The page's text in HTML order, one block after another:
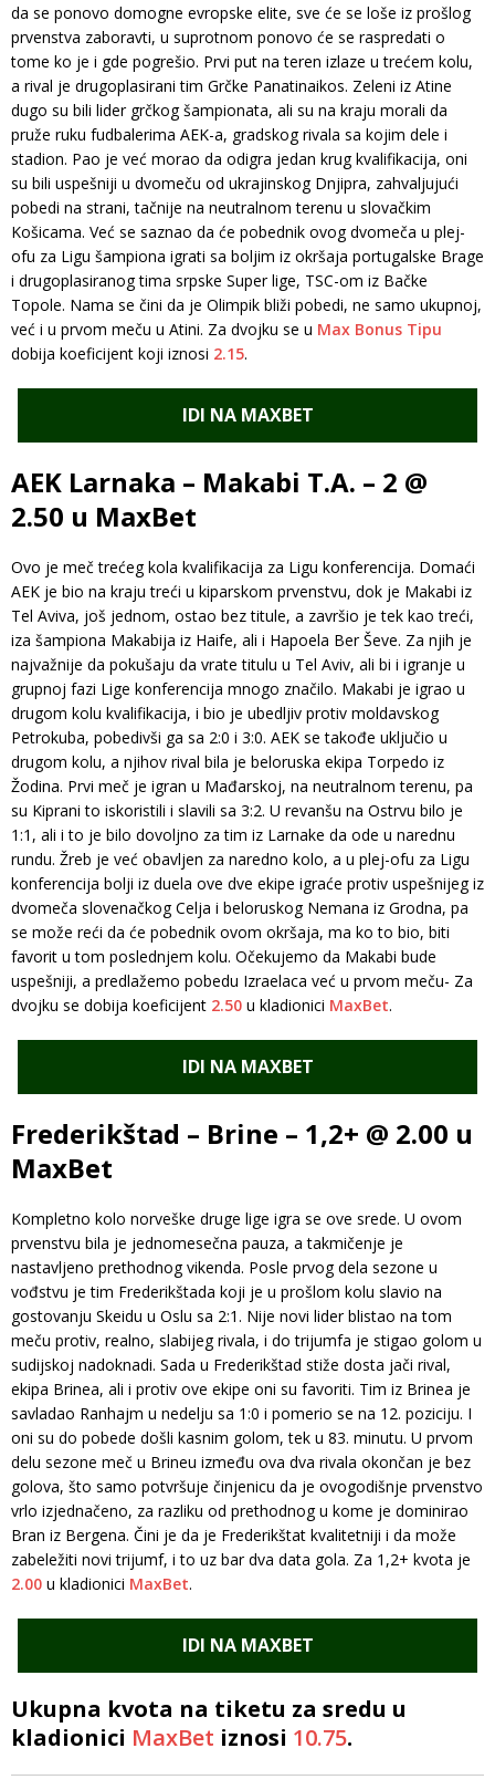
da se ponovo domogne evropske elite, sve će se loše iz prošlog
prvenstva zaboravti, u suprotnom ponovo će se raspredati o
tome ko je i gde pogrešio. Prvi put na teren izlaze u trećem kolu,
a rival je drugoplasirani tim Grčke Panatinaikos. Zeleni iz Atine
dugo su bili lider grčkog šampionata, ali su na kraju morali da
pruže ruku fudbalerima AEK-a, gradskog rivala sa kojim dele i
stadion. Pao je već morao da odigra jedan krug kvalifikacija, oni
su bili uspešniji u dvomeču od ukrajinskog Dnjipra, zahvaljujući
pobedi na strani, tačnije na neutralnom terenu u slovačkim
Košicama. Već se saznao da će pobednik ovog dvomeča u plej-
ofu za Ligu šampiona igrati sa boljim iz okršaja portugalske Brage
i drugoplasiranog tima srpske Super lige, TSC-om iz Bačke
Topole. Nama se čini da je Olimpik bliži pobedi, ne samo ukupnoj,
već i u prvom meču u Atini. Za dvojku se u Max Bonus Tipu
dobija koeficijent koji iznosi 2.15.
IDI NA MAXBET
AEK Larnaka – Makabi T.A. – 2 @
2.50 u MaxBet
Ovo je meč trećeg kola kvalifikacija za Ligu konferencija. Domaći
AEK je bio na kraju treći u kiparskom prvenstvu, dok je Makabi iz
Tel Aviva, još jednom, ostao bez titule, a završio je tek kao treći,
iza šampiona Makabija iz Haife, ali i Hapoela Ber Ševe. Za njih je
najvažnije da pokušaju da vrate titulu u Tel Aviv, ali bi i igranje u
grupnoj fazi Lige konferencija mnogo značilo. Makabi je igrao u
drugom kolu kvalifikacija, i bio je ubedljiv protiv moldavskog
Petrokuba, pobedivši ga sa 2:0 i 3:0. AEK se takođe uključio u
drugom kolu, a njihov rival bila je beloruska ekipa Torpedo iz
Žodina. Prvi meč je igran u Mađarskoj, na neutralnom terenu, pa
su Kiprani to iskoristili i slavili sa 3:2. U revanšu na Ostrvu bilo je
1:1, ali i to je bilo dovoljno za tim iz Larnake da ode u narednu
rundu. Žreb je već obavljen za naredno kolo, a u plej-ofu za Ligu
konferencija bolji iz duela ove dve ekipe igraće protiv uspešnijeg iz
dvomeča slovenačkog Celja i beloruskog Nemana iz Grodna, pa
se može reći da će pobednik ovom okršaja, ma ko to bio, biti
favorit u tom poslednjem kolu. Očekujemo da Makabi bude
uspešniji, a predlažemo pobedu Izraelaca već u prvom meču- Za
dvojku se dobija koeficijent 2.50 u kladionici MaxBet.
IDI NA MAXBET
Frederikštad – Brine – 1,2+ @ 2.00 u
MaxBet
Kompletno kolo norveške druge lige igra se ove srede. U ovom
prvenstvu bila je jednomesečna pauza, a takmičenje je
nastavljeno prethodnog vikenda. Posle prvog dela sezone u
vođstvu je tim Frederikštada koji je u prošlom kolu slavio na
gostovanju Skeidu u Oslu sa 2:1. Nije novi lider blistao na tom
meču protiv, realno, slabijeg rivala, i do trijumfa je stigao golom u
sudijskoj nadoknadi. Sada u Frederikštad stiže dosta jači rival,
ekipa Brinea, ali i protiv ove ekipe oni su favoriti. Tim iz Brinea je
savladao Ranhajm u nedelju sa 1:0 i pomerio se na 12. poziciju. I
oni su do pobede došli kasnim golom, tek u 83. minutu. U prvom
delu sezone meč u Brineu između ova dva rivala okončan je bez
golova, što samo potvršuje činjenicu da je ovogodišnje prvenstvo
vrlo izjednačeno, za razliku od prethodnog u kome je dominirao
Bran iz Bergena. Čini je da je Frederikštat kvalitetniji i da može
zabeležiti novi trijumf, i to uz bar dva data gola. Za 1,2+ kvota je
2.00 u kladionici MaxBet.
IDI NA MAXBET
Ukupna kvota na tiketu za sredu u
kladionici MaxBet iznosi 10.75.